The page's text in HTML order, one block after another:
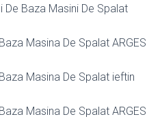
De Baza Masini De Spalat
Masina De Spalat ARGES
Masina De Spalat ieftin
Masina De Spalat ARGES